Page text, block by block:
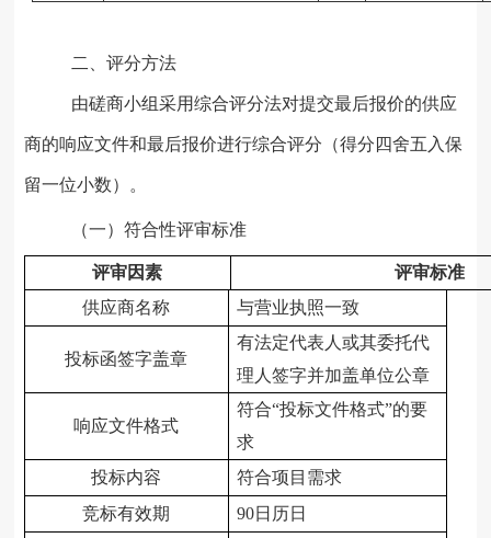
二、评分方法
由磋商小组采用综合评分法对提交最后报价的供应
商的响应文件和最后报价进行综合评分（得分四舍五入保
留一位小数）。
（一）符合性评审标准
评审因素
评审标准
供应商名称
与营业执照一致
投标函签字盖章
有法定代表人或其委托代
理人签字并加盖单位公章
响应文件格式
符合“投标文件格式”的要
求
投标内容
符合项目需求
竞标有效期
90日历日